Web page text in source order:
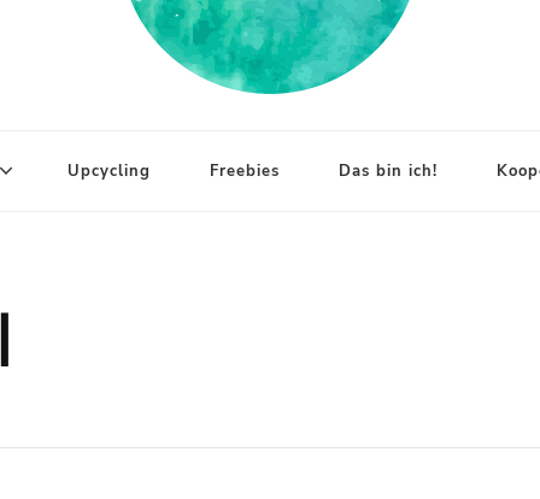
Upcycling Freebies Das bin ich!